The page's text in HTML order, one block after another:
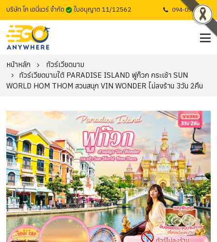
บริษัท โก เอนี่แวร์ จำกัด ใบอนุญาต 11/12562 094-053-1725
หน้าหลัก
ทัวร์เวียดนาม
ทัวร์เวียดนามใต้ PARADISE ISLAND ฟูก๊วก กระเช้า SUN
WORLD HOM THOM สวนสนุก VIN WONDER ไม่ลงร้าน 3วัน 2คืน